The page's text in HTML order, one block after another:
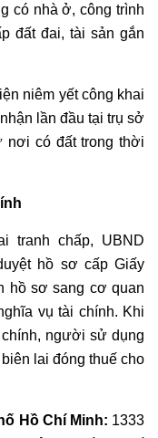
có nhà ở, công trình
đất đai, tài sản gắn
niêm yết công khai
lần đầu tại trụ sở
nơi có đất trong thời
tranh chấp, UBND
hồ sơ cấp Giấy
hồ sơ sang cơ quan
vụ tài chính. Khi
người sử dụng
lai đóng thuế cho
Hồ Chí Minh: 1333